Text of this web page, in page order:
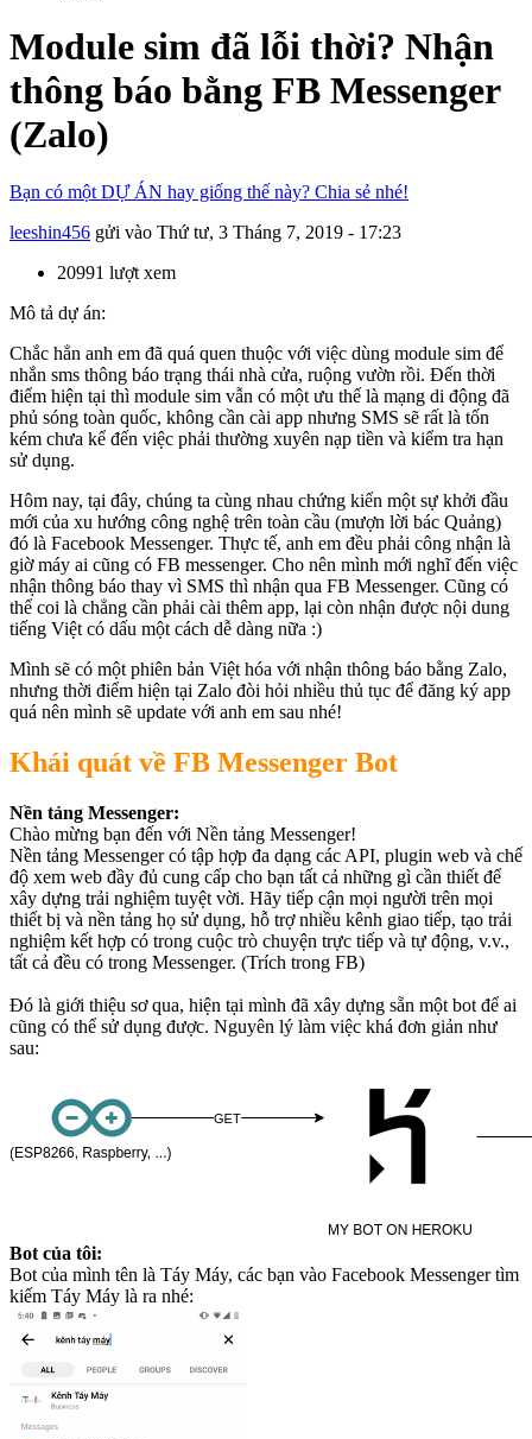
Module sim đã lỗi thời? Nhận
thông báo bằng FB Messenger
(Zalo)
Bạn có một DỰ ÁN hay giống thế này? Chia sẻ nhé!
leeshin456 gửi vào Thứ tư, 3 Tháng 7, 2019 - 17:23
20991 lượt xem
Mô tả dự án:
Chắc hẳn anh em đã quá quen thuộc với việc dùng module sim để
nhắn sms thông báo trạng thái nhà cửa, ruộng vườn rồi. Đến thời
điểm hiện tại thì module sim vẫn có một ưu thế là mạng di động đã
phủ sóng toàn quốc, không cần cài app nhưng SMS sẽ rất là tốn
kém chưa kể đến việc phải thường xuyên nạp tiền và kiểm tra hạn
sử dụng.
Hôm nay, tại đây, chúng ta cùng nhau chứng kiến một sự khởi đầu
mới của xu hướng công nghệ trên toàn cầu (mượn lời bác Quảng)
đó là Facebook Messenger. Thực tế, anh em đều phải công nhận là
giờ máy ai cũng có FB messenger. Cho nên mình mới nghĩ đến việc
nhận thông báo thay vì SMS thì nhận qua FB Messenger. Cũng có
thể coi là chẳng cần phải cài thêm app, lại còn nhận được nội dung
tiếng Việt có dấu một cách dễ dàng nữa :)
Mình sẽ có một phiên bản Việt hóa với nhận thông báo bằng Zalo,
nhưng thời điểm hiện tại Zalo đòi hỏi nhiều thủ tục để đăng ký app
quá nên mình sẽ update với anh em sau nhé!
Khái quát về FB Messenger Bot
Nền tảng Messenger:
Chào mừng bạn đến với Nền tảng Messenger!
Nền tảng Messenger có tập hợp đa dạng các API, plugin web và chế
độ xem web đầy đủ cung cấp cho bạn tất cả những gì cần thiết để
xây dựng trải nghiệm tuyệt vời. Hãy tiếp cận mọi người trên mọi
thiết bị và nền tảng họ sử dụng, hỗ trợ nhiều kênh giao tiếp, tạo trải
nghiệm kết hợp có trong cuộc trò chuyện trực tiếp và tự động, v.v.,
tất cả đều có trong Messenger. (Trích trong FB)
Đó là giới thiệu sơ qua, hiện tại mình đã xây dựng sẵn một bot để ai
cũng có thể sử dụng được. Nguyên lý làm việc khá đơn giản như
sau:
Bot của tôi:
Bot của mình tên là Táy Máy, các bạn vào Facebook Messenger tìm
kiếm Táy Máy là ra nhé: